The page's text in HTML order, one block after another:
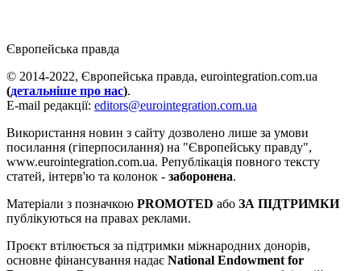
Європейська правда
© 2014-2022, Європейська правда, eurointegration.com.ua
(детальніше про нас).
E-mail редакції: editors@eurointegration.com.ua
Використання новин з сайту дозволено лише за умови
посилання (гіперпосилання) на "Європейську правду",
www.eurointegration.com.ua. Републікація повного тексту
статей, інтерв'ю та колонок - заборонена.
Матеріали з позначкою PROMOTED або ЗА ПІДТРИМКИ
публікуються на правах реклами.
Проєкт втілюється за підтримки міжнародних донорів,
основне фінансування надає National Endowment for